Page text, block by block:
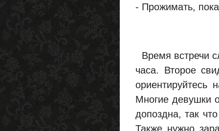
- Прожимать,
Время встречи
часа. Второе
ориентируйтесь
Многие девушки
допоздна, так
Также нужно